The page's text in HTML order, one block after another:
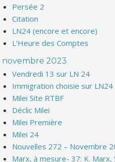
Persée 2
Citation
LN24 (encore et encore)
L'Heure des Comptes
novembre 2023
Vendredi 13 sur LN 24
Immigration choisie sur LN24
Milei Site RTBF
Déclic Milei
Milei Première
Milei 24
Nouvelles 272 – Novembre
Marx, à mesure- 37: K.